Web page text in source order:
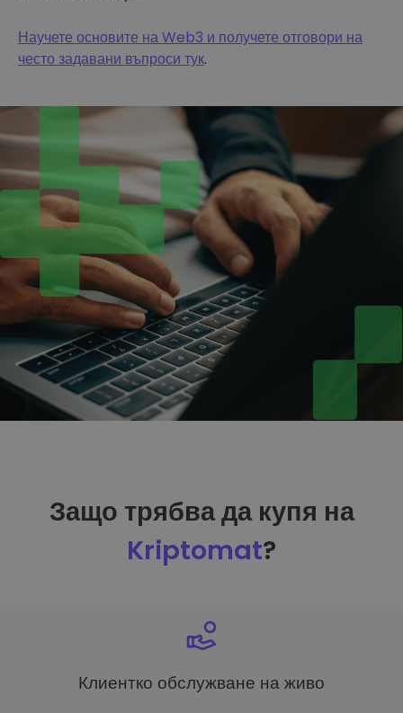
Научете основите на Web3 и получете отговори на
често задавани въпроси тук.
Защо трябва да купя на
Kriptomat?
Клиентко обслужване на живо